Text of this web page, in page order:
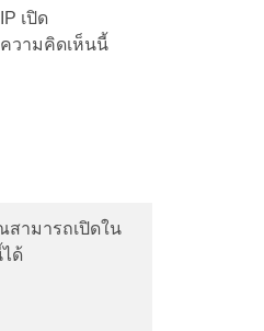
เปิด
ความคิดเห็นนี้
ามารถเปิดใน
ด้